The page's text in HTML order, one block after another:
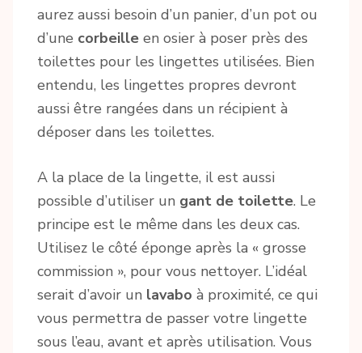
aurez aussi besoin d’un panier, d’un pot ou
d’une corbeille en osier à poser près des
toilettes pour les lingettes utilisées. Bien
entendu, les lingettes propres devront
aussi être rangées dans un récipient à
déposer dans les toilettes.
A la place de la lingette, il est aussi
possible d’utiliser un gant de toilette. Le
principe est le même dans les deux cas.
Utilisez le côté éponge après la « grosse
commission », pour vous nettoyer. L’idéal
serait d’avoir un lavabo à proximité, ce qui
vous permettra de passer votre lingette
sous l’eau, avant et après utilisation. Vous